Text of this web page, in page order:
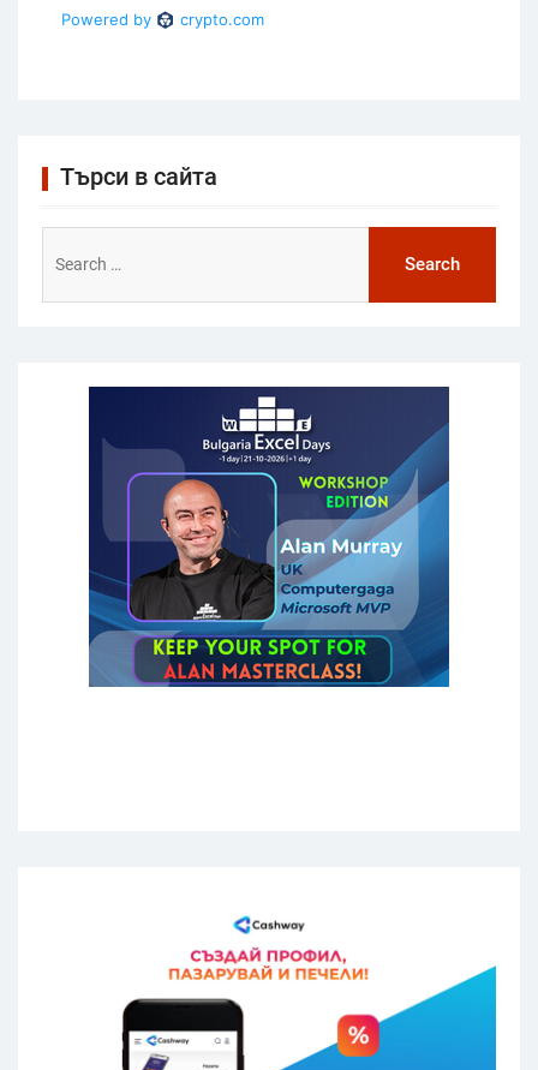
Търси в сайта
for: